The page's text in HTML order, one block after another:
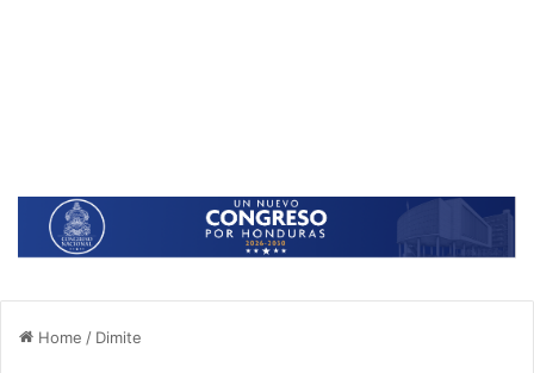
Home / Dimite